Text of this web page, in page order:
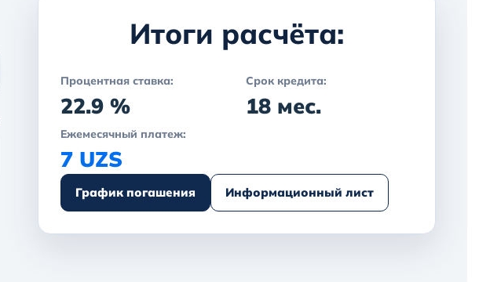
Итоги расчёта:
Процентная ставка:
22.9 %
Срок кредита:
18 мес.
Ежемесячный платеж:
7 UZS
График погашения Информационный лист